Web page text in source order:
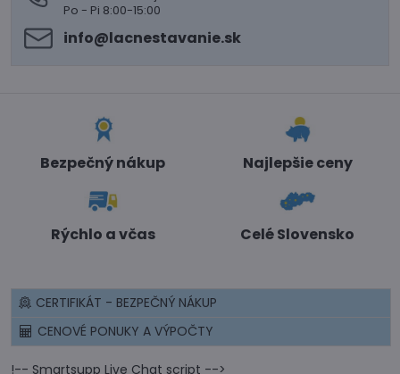
Po - Pi 8:00-15:00
info​@lacnestavanie​.sk
Bezpečný nákup Najlepšie ceny
Rýchlo a včas Celé Slovensko
CERTIFIKÁT - BEZPEČNÝ NÁKUP
CENOVÉ PONUKY A VÝPOČTY
!-- Smartsupp Live Chat script -->